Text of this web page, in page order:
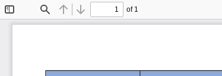
Sidebar
Find Previous
Next
of 1